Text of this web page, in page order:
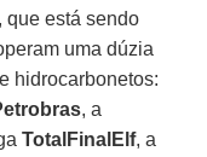
, que está sendo
uma dúzia
hidrocarbonetos:
, a
TotalFinalElf, a